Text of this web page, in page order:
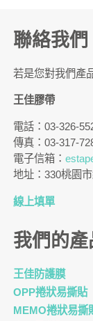
聯絡我們
若是您對我們產
王佳膠帶
電話：03-326-
傳真：03-317-
電子信箱：
地址：330桃園
線上填單
我們的產
王佳防護膜
OPP捲狀易撕貼
MEMO捲狀易撕